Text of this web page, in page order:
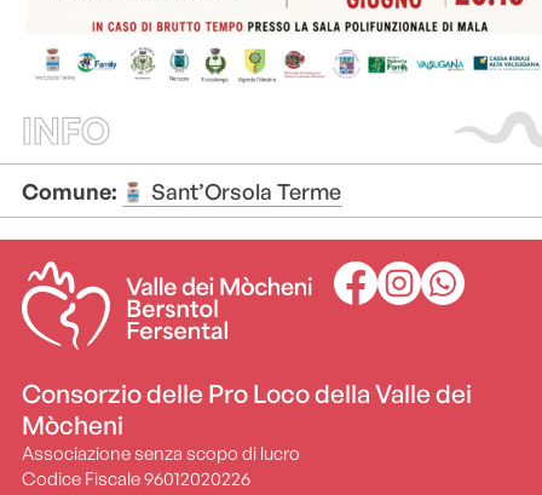
INFO
Comune: Sant’Orsola Terme
Consorzio delle Pro Loco della Valle dei
Mòcheni
Associazione senza scopo di lucro
Codice Fiscale 96012020226